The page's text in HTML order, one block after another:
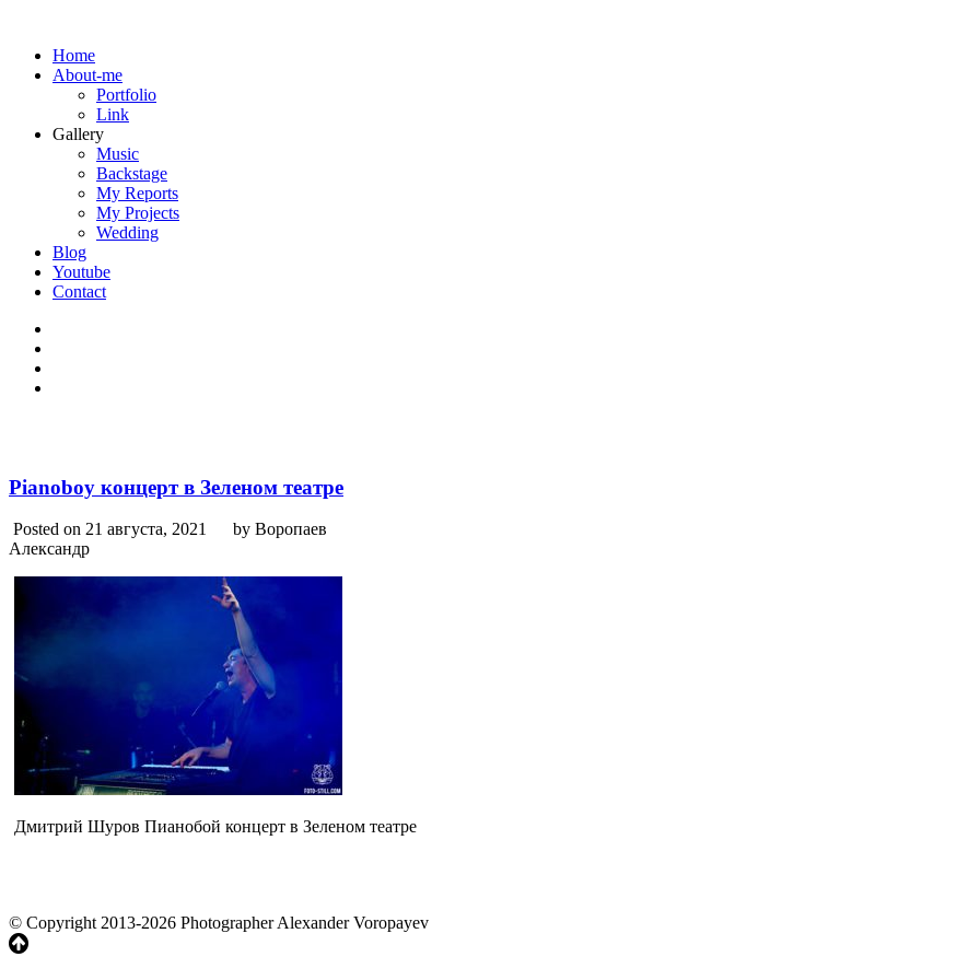
Home
About-me
Portfolio
Link
Gallery
Music
Backstage
My Reports
My Projects
Wedding
Blog
Youtube
Contact
Pianoboy концерт в Зеленом театре
Posted on 21 августа, 2021
by Воропаев
Александр
Дмитрий Шуров Пианобой концерт в Зеленом театре
© Copyright 2013-2026 Photographer Alexander Voropayev